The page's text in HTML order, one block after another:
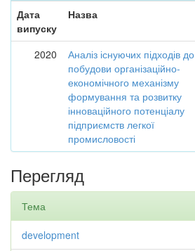
Дата
випуску
Назва
2020
Аналіз існуючих підходів до
побудови організаційно-
економічного механізму
формування та розвитку
інноваційного потенціалу
підприємств легкої
промисловості
Перегляд
Тема
development